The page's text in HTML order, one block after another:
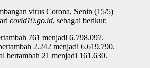
virus Corona, Senin (15/5)
covid19.go.id, sebagai berikut:
761 menjadi 6.798.097.
2.242 menjadi 6.619.790.
bertambah 21 menjadi 161.630.